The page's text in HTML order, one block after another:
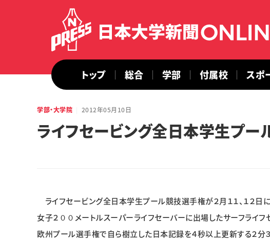
トップ 総合 学部 付属校 スポ
学部・大学院 2012年05月10日
ライフセービング全日本学生プ
ライフセービング全日本学生プール競技選手権が２月１１、１２
女子２００メートルスーパーライフセーバーに出場したサーフライフ
欧州プール選手権で自ら樹立した日本記録を４秒以上更新する２分３